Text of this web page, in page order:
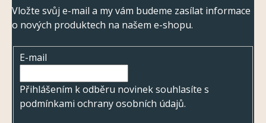
ý
p
i
Vložte svůj e-mail a my vám budeme zasílat informace
o nových produktech na našem e-shopu.
E-mail
Přihlášením k odběru novinek souhlasíte s
podmínkami ochrany osobních údajů.